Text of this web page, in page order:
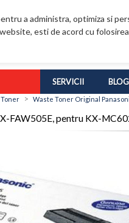
a administra, optimiza si
esti de acord cu
SERVICII BLOG
Toner > Waste Toner Original
FAW505E, pentru KX-